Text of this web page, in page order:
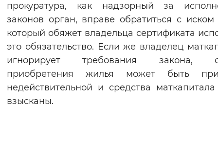
прокуратура, как надзорный за
законов орган, вправе обратиться с иском
который обяжет владельца сертификата
это обязательство. Если же владелец
игнорирует требования закона,
приобретения жилья может быть
недействительной и средства
взысканы.